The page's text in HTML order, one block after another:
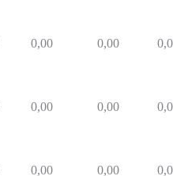
0,00 0,00
0,00 0,00
0,00 0,00